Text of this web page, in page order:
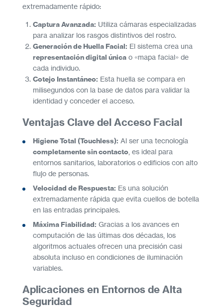
extremadamente rápido:
Captura Avanzada: Utiliza cámaras especializadas
para analizar los rasgos distintivos del rostro.
Generación de Huella Facial: El sistema crea una
representación digital única o «mapa facial» de
cada individuo.
Cotejo Instantáneo: Esta huella se compara en
milisegundos con la base de datos para validar la
identidad y conceder el acceso.
Ventajas Clave del Acceso Facial
Higiene Total (Touchless): Al ser una tecnología
completamente sin contacto , es ideal para
entornos sanitarios, laboratorios o edificios con alto
flujo de personas.
Velocidad de Respuesta: Es una solución
extremadamente rápida que evita cuellos de botella
en las entradas principales.
Máxima Fiabilidad: Gracias a los avances en
computación de las últimas dos décadas, los
algoritmos actuales ofrecen una precisión casi
absoluta incluso en condiciones de iluminación
variables.
Aplicaciones en Entornos de Alta
Seguridad